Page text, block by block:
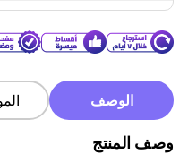
الوصف
وصف المنتج